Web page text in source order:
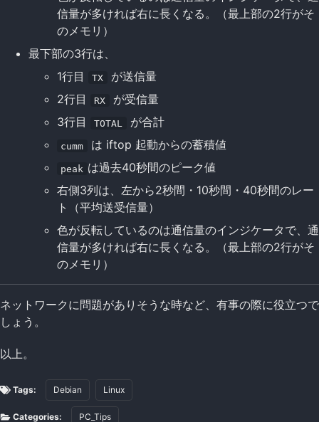
信量が多ければ右に長くなる。（最上部の2行がそ
のメモリ）
最下部の3行は、
1行目
TX
が送信量
2行目
RX
が受信量
3行目
TOTAL が合計
cumm は iftop 起動からの蓄積値
peak は過去40秒間のピーク値
右側3列は、左から2秒間・10秒間・40秒間のレー
ト（平均送受信量）
色が反転しているのは通信量のインジケータで、通
信量が多ければ右に長くなる。（最上部の2行がそ
のメモリ）
ネットワークに問題がありそうな時など、有事の際に役立つで
しょう。
以上。
Tags: Debian Linux
Categories: PC_Tips